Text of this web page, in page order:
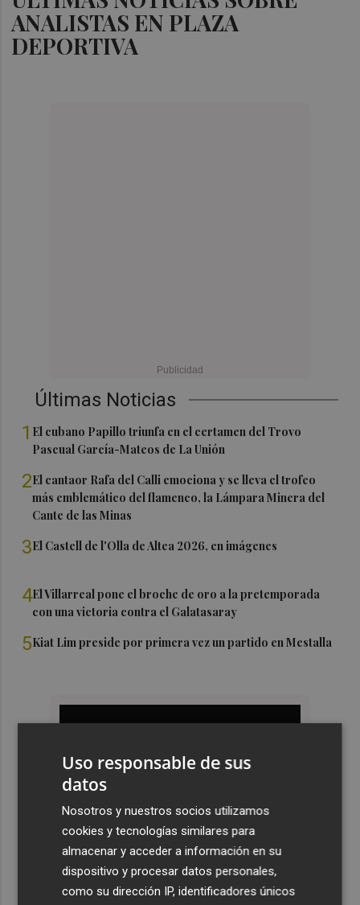
ANALISTAS EN PLAZA
DEPORTIVA
Últimas Noticias
1 El cubano Papillo triunfa en el certamen del Trovo
Pascual García-Mateos de La Unión
2El cantaor Rafa del Calli emociona y se lleva el trofeo
más emblemático del flamenco, la Lámpara Minera del
Cante de las Minas
3El Castell de l'Olla de Altea 2026, en imágenes
4El Villarreal pone el broche de oro a la pretemporada
con una victoria contra el Galatasaray
5Kiat Lim preside por primera vez un partido en Mestalla
Uso responsable de sus
datos
Nosotros y nuestros socios utilizamos
cookies y tecnologías similares para
almacenar y acceder a información en su
dispositivo y procesar datos personales,
como su dirección IP, identificadores únicos